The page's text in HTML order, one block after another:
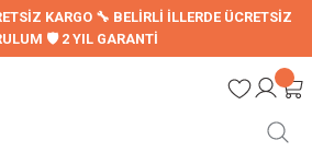
KARGO 🔧 BELİRLİ İLLERDE ÜCRETSİZ
🛡️ 2 YIL GARANTİ